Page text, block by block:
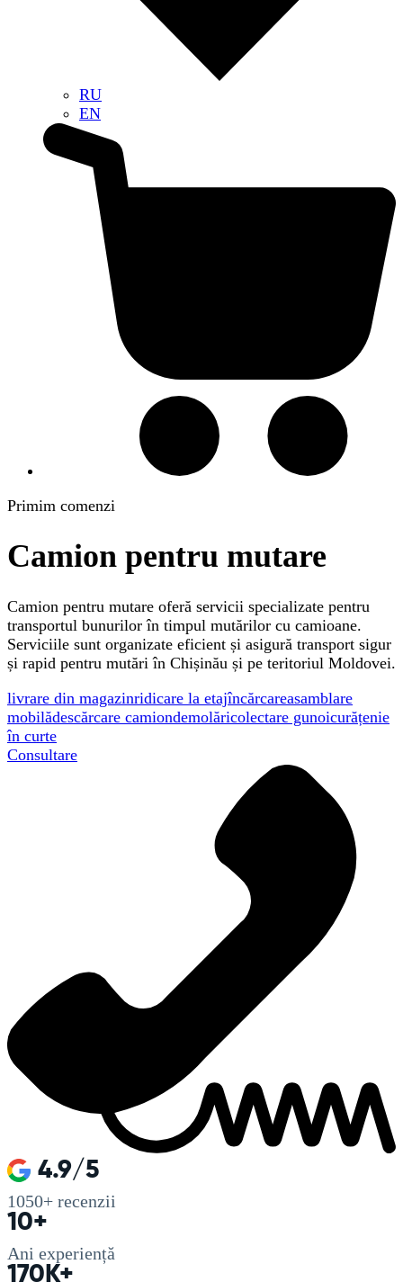
RU
EN
Primim comenzi
Camion pentru mutare
Camion pentru mutare oferă servicii specializate pentru
transportul bunurilor în timpul mutărilor cu camioane.
Serviciile sunt organizate eficient și asigură transport sigur
și rapid pentru mutări în Chișinău și pe teritoriul Moldovei.
livrare din magazinridicare la etajîncărcareasamblare
mobilădescărcare camiondemolăricolectare gunoicurățenie
în curte
Consultare
4.9/5
1050+ recenzii
10+
Ani experiență
170K+